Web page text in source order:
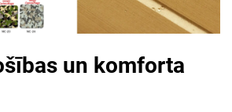
un komforta